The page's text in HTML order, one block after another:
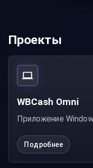
Проекты
WBCash Omni
Приложение
Подробнее